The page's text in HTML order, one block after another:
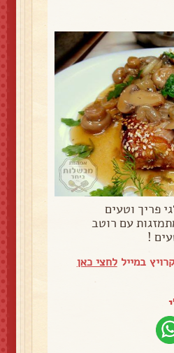
פריך וטעים
עם רוטב
!
במייללחצי כאן